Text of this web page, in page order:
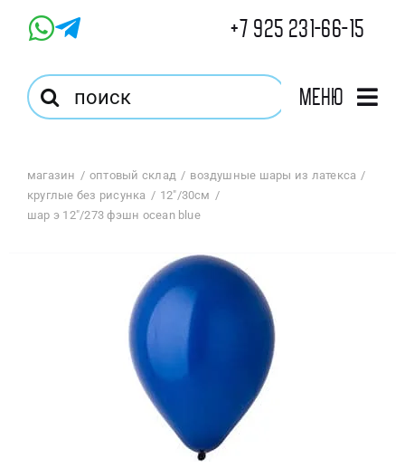
+7 925 231-66-15
Результат
поиска:
Меню
Магазин
Оптовый Магазин
магазин оптовый склад
воздушные шары из латекса
круглые без рисунка
12"/30см
шар э 12″/273 фэшн ocean blue